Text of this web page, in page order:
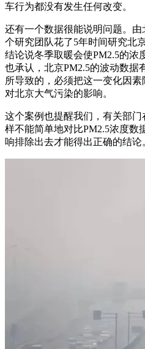
车行为都没有发生任何改变。
还有一个数据很能说明问题。
个研究团队花了5年时间研究北
结论说冬季取暖会使PM2.5的浓
也承认，北京PM2.5的波动数据
所导致的，必须把这一变化因
对北京大气污染的影响。
这个案例也提醒我们，有关部
样不能简单地对比PM2.5浓度数
响排除出去才能得出正确的结论